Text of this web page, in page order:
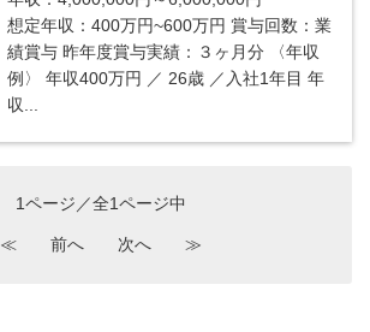
想定年収：400万円~600万円 賞与回数：業
績賞与 昨年度賞与実績：３ヶ月分 〈年収
例〉 年収400万円 ／ 26歳 ／入社1年目 年
収...
1ページ／全1ページ中
≪ 前へ 次へ ≫